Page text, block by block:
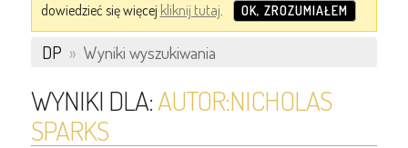
dowiedzieć się więcej kliknij tutaj. OK, ZROZUMIAŁEM
DP » Wyniki wyszukiwania
WYNIKI DLA:AUTOR:NICHOLAS
SPARKS